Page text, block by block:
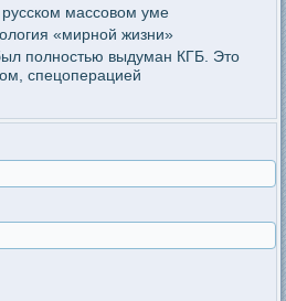
массовом уме
«мирной жизни»
полностью выдуман КГБ. Это
спецоперацией